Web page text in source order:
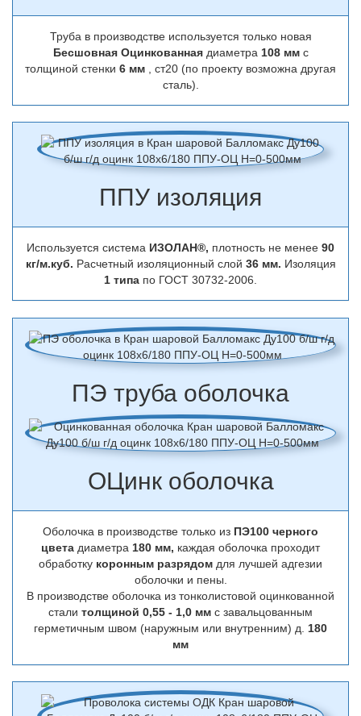
Труба в производстве используется только новая
Бесшовная Оцинкованная диаметра 108 ммс
толщиной стенки 6 мм , ст20 (по проекту возможна другая
сталь).
ППУ изоляция
Используется система ИЗОЛАН®, плотность не менее 90
кг/м.куб. Расчетный изоляционный слой 36 мм. Изоляция
1 типа по ГОСТ 30732-2006.
ПЭ труба оболочка
ОЦинк оболочка
Оболочка в производстве только из ПЭ100 черного
цвета диаметра 180 мм, каждая оболочка проходит
обработку коронным разрядом для лучшей адгезии
оболочки и пены.
В производстве оболочка из тонколистовой оцинкованной
стали толщиной 0,55 - 1,0 мм с завальцованным
герметичным швом (наружным или внутренним) д. 180
мм